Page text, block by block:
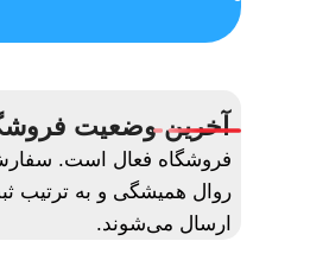
آخرین وضعیت
فروشگاه فعال است.
روال همیشگی و به ترتیب
ارسال می‌شوند.